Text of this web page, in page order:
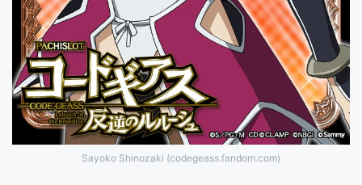
Sayoko Shinozaki (codegeass.fandom.com)